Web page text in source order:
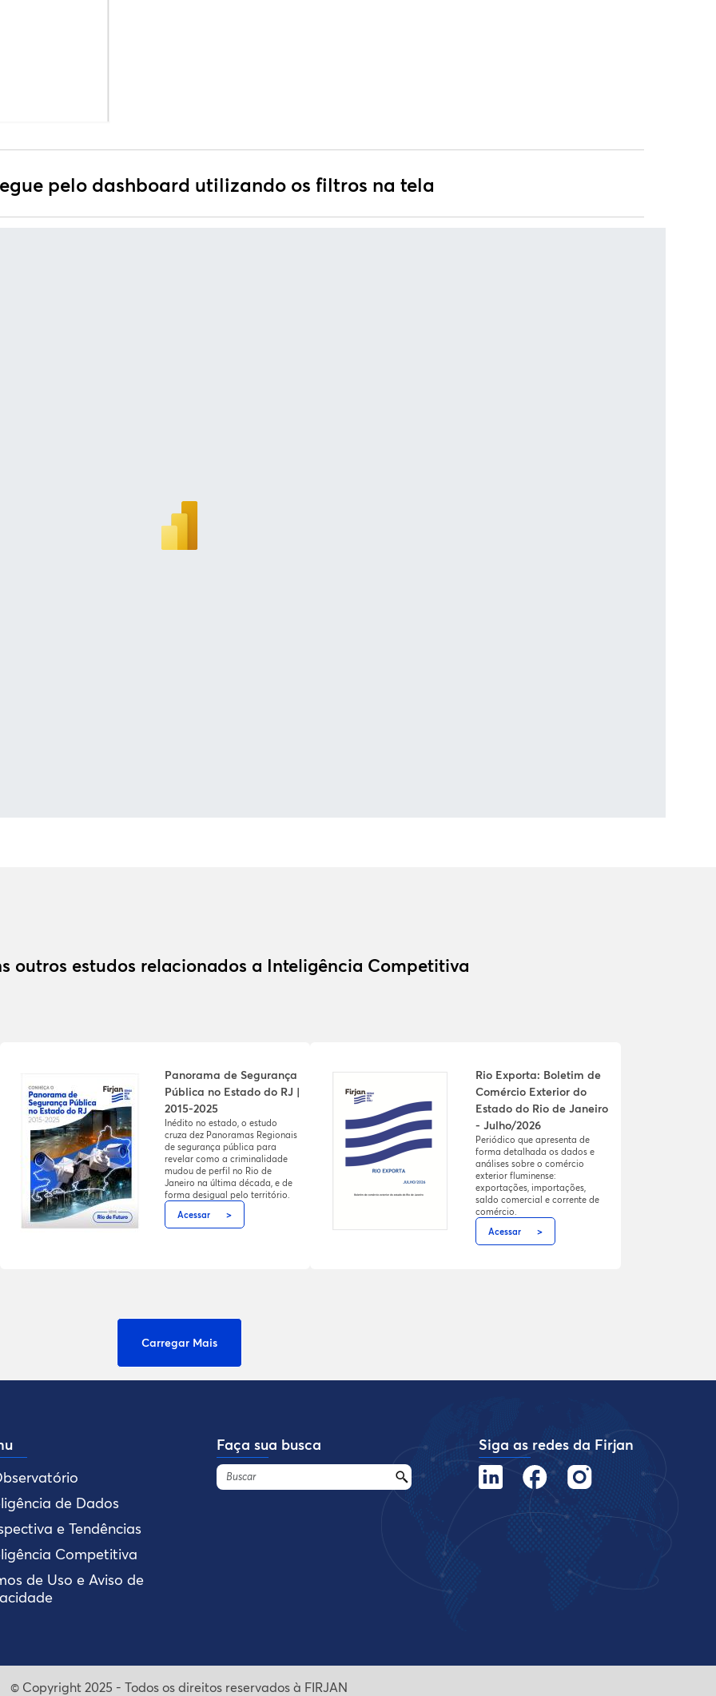
pelo dashboard utilizando os filtros na tela
outros estudos relacionados a Inteligência Competitiva
Panorama de Segurança
Pública no Estado do RJ |
2015-2025
Inédito no estado, o estudo
cruza dez Panoramas Regionais
de segurança pública para
revelar como a criminalidade
mudou de perfil no Rio de
Janeiro na última década, e de
forma desigual pelo território.
Acessar
Rio Exporta: Boletim de
Comércio Exterior do
Estado do Rio de Janeiro
- Julho/2026
Periódico que apresenta de
forma detalhada os dados e
análises sobre o comércio
exterior fluminense:
exportações, importações,
saldo comercial e corrente de
comércio.
Acessar
Carregar Mais
de Dados
e Tendências
Competitiva
de Uso e Aviso de
Faça sua busca Siga as redes da Firjan
© Copyright 2025 - Todos os direitos reservados à FIRJAN